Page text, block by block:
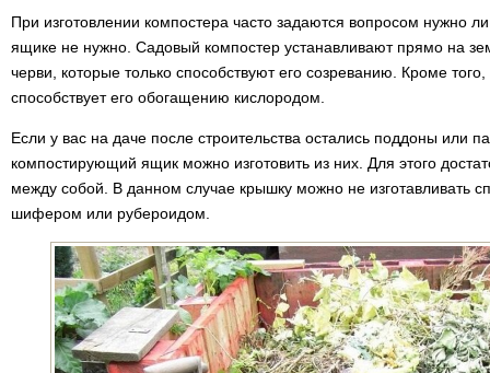
При изготовлении компостера часто задаются вопросом нужно
ящике не нужно. Садовый компостер устанавливают прямо на
черви, которые только способствуют его созреванию. Кроме
способствует его обогащению кислородом.
Если у вас на даче после строительства остались поддоны или
компостирующий ящик можно изготовить из них. Для этого
между собой. В данном случае крышку можно не изготавливать
шифером или рубероидом.